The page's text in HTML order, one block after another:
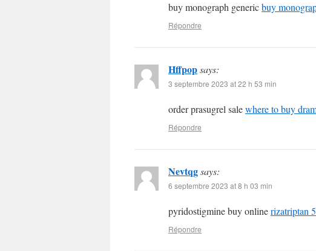
buy monograph genericbuy
Répondre
Hffpopsays:
3 septembre 2023 at 22 h 53 min
order prasugrel salewhere to buy
Répondre
Nevtqgsays:
6 septembre 2023 at 8 h 03 min
pyridostigmine buy onlinerizatriptan
Répondre